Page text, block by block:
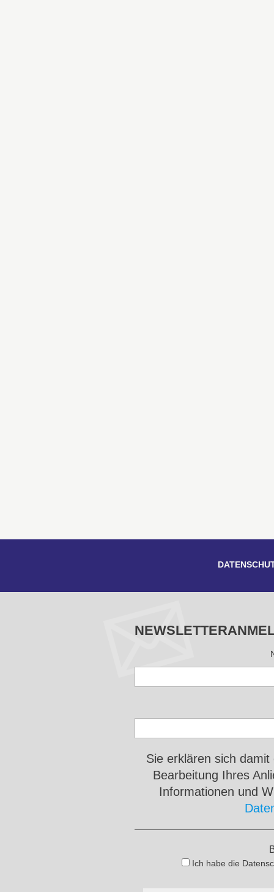
Sie erklären sich
Bearbeitung Ihres
Informationen und
Ich habe die